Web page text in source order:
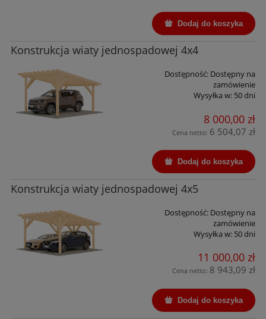
Dodaj do koszyka
Konstrukcja wiaty jednospadowej 4x4
Dostępność: Dostępny na
zamówienie
Wysyłka w: 50 dni
8 000,00 zł
Cena netto: 6 504,07 zł
Dodaj do koszyka
Konstrukcja wiaty jednospadowej 4x5
Dostępność: Dostępny na
zamówienie
Wysyłka w: 50 dni
11 000,00 zł
Cena netto: 8 943,09 zł
Dodaj do koszyka